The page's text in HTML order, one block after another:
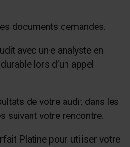
documents demandés.
avec un·e analyste en
lors d’un appel
de votre audit dans les
suivant votre rencontre.
Platine pour utiliser votre